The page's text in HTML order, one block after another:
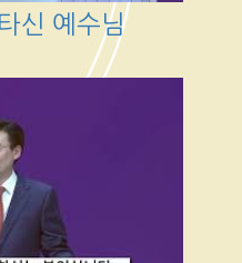
신 예수님